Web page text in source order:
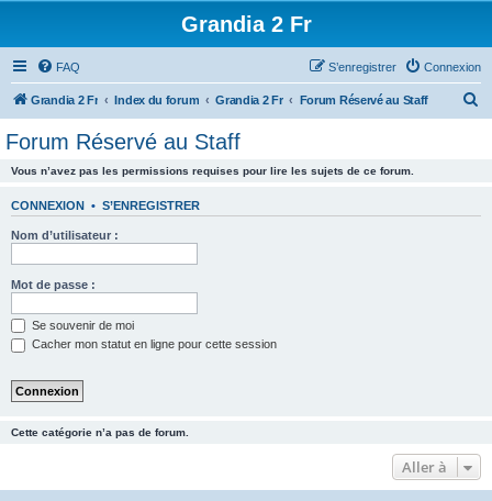
Grandia 2 Fr
FAQ Connexion
S’enregistrer
Grandia 2 Fr Index du forum Grandia 2 Fr Forum Réservé au Staff
Forum Réservé au Staff
Vous n’avez pas les permissions requises pour lire les sujets de ce forum.
CONNEXION • S’ENREGISTRER
Nom d’utilisateur :
Mot de passe :
Se souvenir de moi
Cacher mon statut en ligne pour cette session
Cette catégorie n’a pas de forum.
Aller à